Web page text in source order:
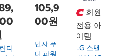
디
105,9
00원
닌자 푸
디 파워
회원
전용 아
이템
LG 스탠